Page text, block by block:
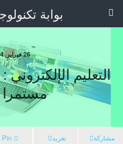
بوابة
26 فبراير, 2014
التعليم
مستمرا
مشاركة تغريد Pin